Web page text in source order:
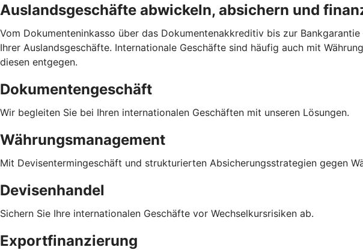
Auslandsgeschäfte abwickeln, absichern und
Vom Dokumenteninkasso über das Dokumentenakkreditiv bis zur
Ihrer Auslandsgeschäfte. Internationale Geschäfte sind häufig auch mit
diesen entgegen.
Dokumentengeschäft
Wir begleiten Sie bei Ihren internationalen Geschäften mit unseren Lösungen.
Währungsmanagement
Mit Devisentermingeschäft und strukturierten Absicherungsstrategien gegen
Devisenhandel
Sichern Sie Ihre internationalen Geschäfte vor Wechselkursrisiken ab.
Exportfinanzierung